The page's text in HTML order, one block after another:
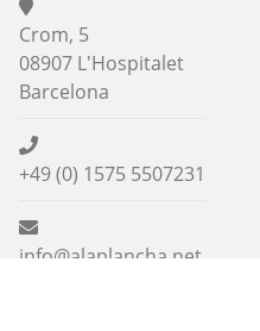
Crom, 5
08907 L'Hospitalet
Barcelona
+49 (0) 1575 5507231
info@alaplancha.net